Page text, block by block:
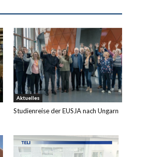
Aktuelles
Studienreise der EUSJA nach Ungarn